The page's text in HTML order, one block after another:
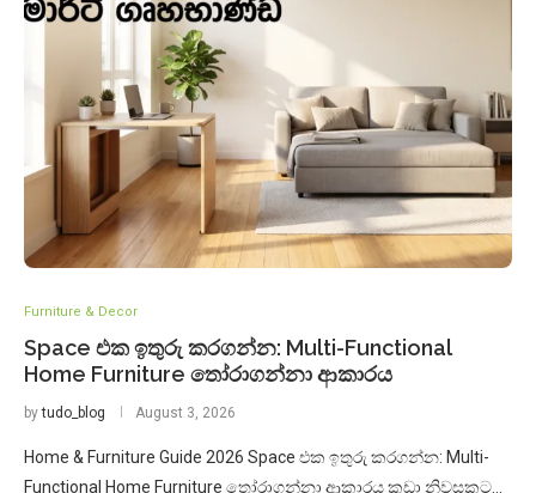
Furniture & Decor
Space එක ඉතුරු කරගන්න: Multi-Functional
Home Furniture තෝරාගන්නා ආකාරය
bytudo_blog August 3, 2026
Home & Furniture Guide 2026 Space එක ඉතුරු කරගන්න: Multi-
Functional Home Furniture තෝරාගන්නා ආකාරය කුඩා නිවසකට…